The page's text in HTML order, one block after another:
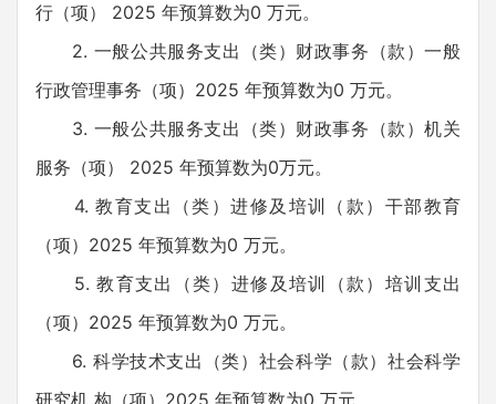
行（项） 2025 年预算数为0 万元。
2. 一般公共服务支出（类）财政事务（款）一般
行政管理事务（项）2025 年预算数为0 万元。
3. 一般公共服务支出（类）财政事务（款）机关
服务（项） 2025 年预算数为0万元。
4. 教育支出（类）进修及培训（款）干部教育
（项）2025 年预算数为0 万元。
5. 教育支出（类）进修及培训（款）培训支出
（项）2025 年预算数为0 万元。
6. 科学技术支出（类）社会科学（款）社会科学
研究机 构（项）2025 年预算数为0 万元。